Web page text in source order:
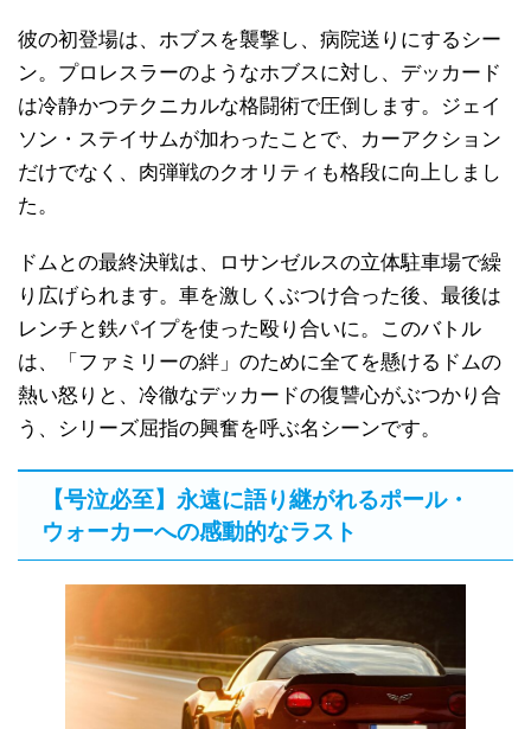
彼の初登場は、ホブスを襲撃し、病院送りにするシー
ン。プロレスラーのようなホブスに対し、デッカード
は冷静かつテクニカルな格闘術で圧倒します。ジェイ
ソン・ステイサムが加わったことで、カーアクション
だけでなく、肉弾戦のクオリティも格段に向上しまし
た。
ドムとの最終決戦は、ロサンゼルスの立体駐車場で繰
り広げられます。車を激しくぶつけ合った後、最後は
レンチと鉄パイプを使った殴り合いに。このバトル
は、「ファミリーの絆」のために全てを懸けるドムの
熱い怒りと、冷徹なデッカードの復讐心がぶつかり合
う、シリーズ屈指の興奮を呼ぶ名シーンです。
【号泣必至】永遠に語り継がれるポール・
ウォーカーへの感動的なラスト